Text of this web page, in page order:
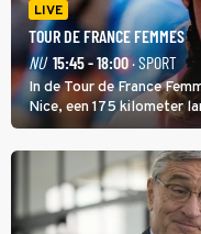
LIVE
TOUR DE FRANCE FEMMES
NU 15:45 - 18:00· SPORT
In de Tour de France
Nice, een 175 kilometer
midden. Dat is mogelijk
temperatuur. Het kan in